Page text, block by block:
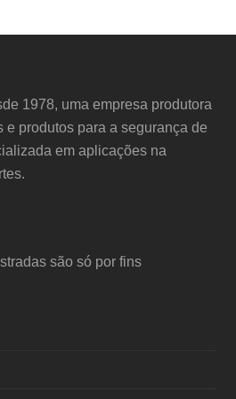
1978, uma empresa produtora
e produtos para a segurança de
em aplicações na
são só por fins